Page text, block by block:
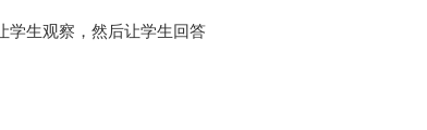
学生观察，然后让学生回答